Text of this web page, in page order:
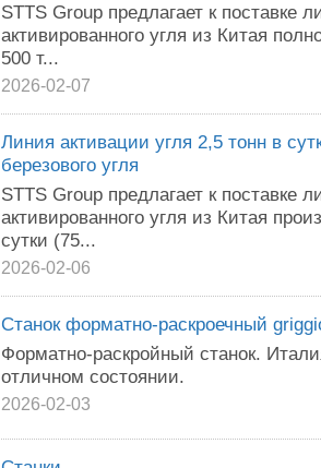
STTS Group предлагает к поставке
активированного угля из Китая
500 т...
2026-02-07
Линия активации угля 2,5 тонн в
березового угля
STTS Group предлагает к поставке
активированного угля из Китая
сутки (75...
2026-02-06
Cтанок форматно-раскроечный
Форматно-раскройный станок.
отличном состоянии.
2026-02-03